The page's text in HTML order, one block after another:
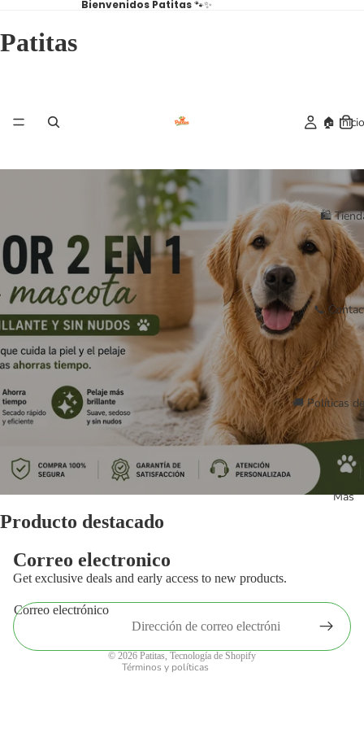
Bienvenidos Patitas🐾✨
Patitas
🏠 Inicio
🛍️
📞
🚚 Políticas
Más
Producto destacado
Correo electronico
Get exclusive deals and early access to new products.
Correo electrónico
© 2026 Patitas Tecnología de Shopify
Términos y políticas
Política de privacidad
Política de reembolso
Información de contacto